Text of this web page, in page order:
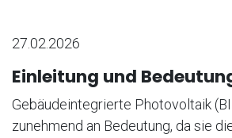
27.02.2026
Einleitung und
Gebäudeintegrierte Photovoltaik
zunehmend an Bedeutung, da sie